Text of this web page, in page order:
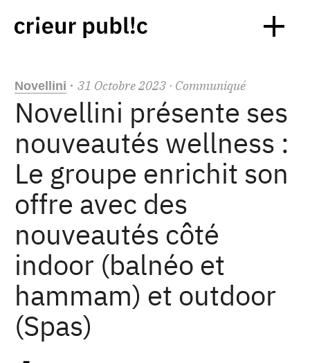
Novellini · 31 Octobre2023 · Communiqué
Novellini présente ses
nouveautés wellness :
Le groupe enrichit son
offre avec des
nouveautés côté
indoor (balnéo et
hammam) et outdoor
(Spas)